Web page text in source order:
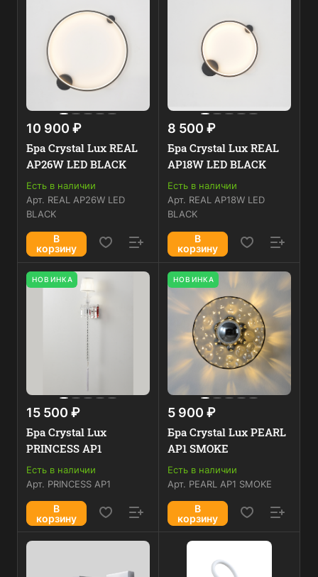
10 900 ₽
Бра Crystal Lux REAL
AP26W LED BLACK
Есть в наличии
Арт. REAL AP26W LED
BLACK
В
корзину
8 500 ₽
Бра Crystal Lux REAL
AP18W LED BLACK
Есть в наличии
Арт. REAL AP18W LED
BLACK
В
корзину
НОВИНКА
15 500 ₽
Бра Crystal Lux
PRINCESS AP1
Есть в наличии
Арт. PRINCESS AP1
В
корзину
НОВИНКА
5 900 ₽
Бра Crystal Lux PEARL
AP1 SMOKE
Есть в наличии
Арт. PEARL AP1 SMOKE
В
корзину